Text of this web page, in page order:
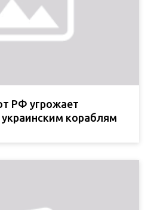
РФ угрожает
кораблям